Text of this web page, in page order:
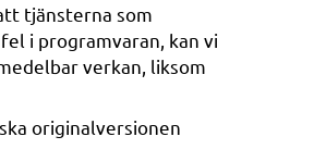
tjänsterna som
i programvaran, kan vi
verkan, liksom
originalversionen